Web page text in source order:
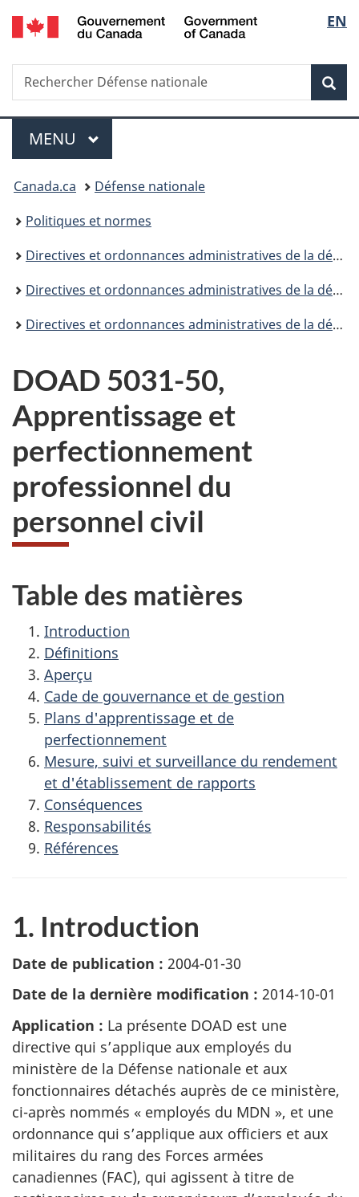
Passer
au
principal
Passer
à
Au
du
Passer
à
version
simplifiée
de
la
EN
Recherche
Rechercher
Défense
Menu
MENU PRINCIPAL
Vous
êtes
ici :
Canada.ca
Défense nationale
Politiques et normes
Directives et ordonnances administratives de la défense
Directives et ordonnances administratives de la défense (DOAD) - 5000
Directives et ordonnances administratives de la défense (DOAD) - 5031 - Table des matières
DOAD 5031-50,
Apprentissage et
perfectionnement
professionnel du
personnel civil
Table des matières
Introduction
Définitions
Aperçu
Cade de gouvernance et de gestion
Plans d'apprentissage et de
perfectionnement
Mesure, suivi et surveillance du rendement
et d'établissement de rapports
Conséquences
Responsabilités
Références
1. Introduction
Date de publication : 2004-01-30
Date de la dernière modification : 2014-10-01
Application : La présente DOAD est une
directive qui s’applique aux employés du
ministère de la Défense nationale et aux
fonctionnaires détachés auprès de ce ministère,
ci-après nommés « employés du MDN », et une
ordonnance qui s’applique aux officiers et aux
militaires du rang des Forces armées
canadiennes (FAC), qui agissent à titre de